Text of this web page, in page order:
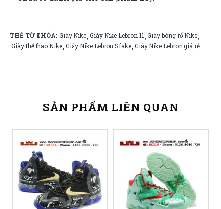
THẺ TỪ KHÓA: Giày Nike,Giày Nike Lebron 11,Giày bóng rổ Nike,
Giày thể thao Nike,Giày Nike Lebron Sfake,Giày Nike Lebron giá rẻ
SẢN PHẨM LIÊN QUAN